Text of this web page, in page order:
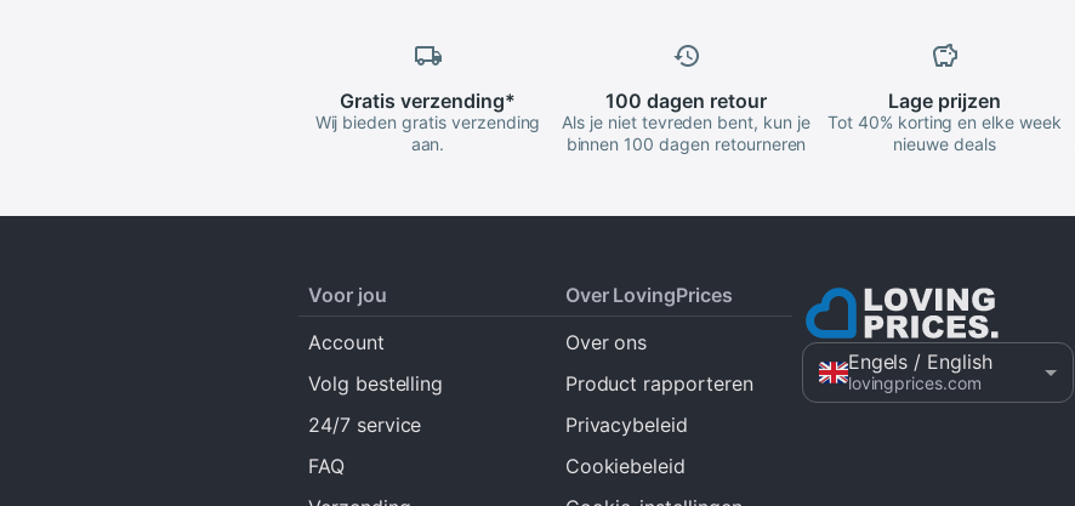
Gratis verzending*
Wij bieden gratis verzending
aan.
100 dagen retour
Als je niet tevreden bent, kun je
binnen 100 dagen retourneren
Lage prijzen
Tot 40% korting en elke week
nieuwe deals
Voor jou
Account
Volg bestelling
24/7 service
FAQ
Over LovingPrices
Over ons
Product rapporteren
Privacybeleid
Cookiebeleid
Engels / English
lovingprices.com